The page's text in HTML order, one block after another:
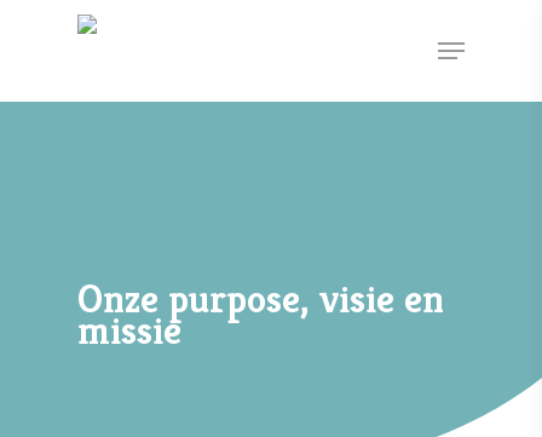
Onze purpose, visie en
missie